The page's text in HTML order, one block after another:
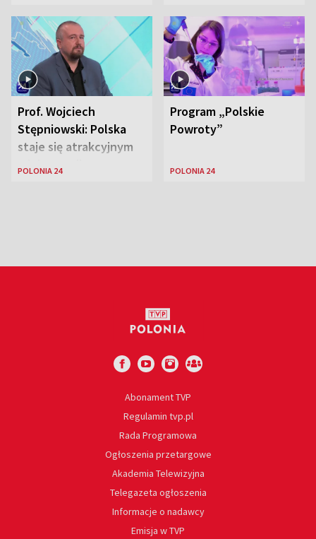
Zjednoczonych
Prof. Wojciech
Stępniowski: Polska
staje się atrakcyjnym
POLONIA 24
Program „Polskie
Powroty”
POLONIA 24
Abonament TVP
Regulamin tvp.pl
Rada Programowa
Ogłoszenia przetargowe
Akademia Telewizyjna
Telegazeta ogłoszenia
Informacje o nadawcy
Emisja w TVP